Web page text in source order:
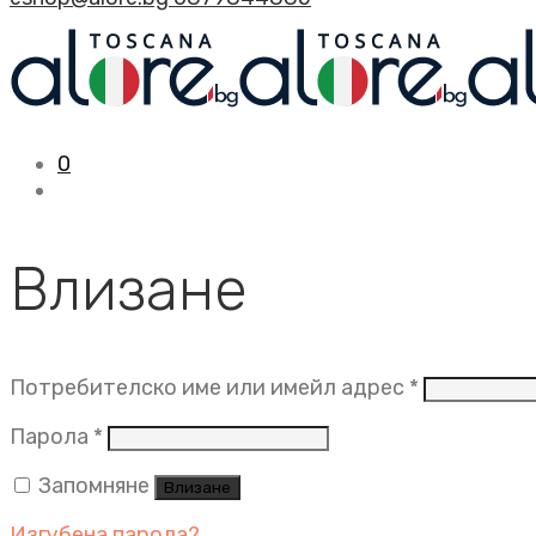
0
Влизане
Потребителско име или имейл адрес *
Парола * Задължително
Запомняне
Влизане